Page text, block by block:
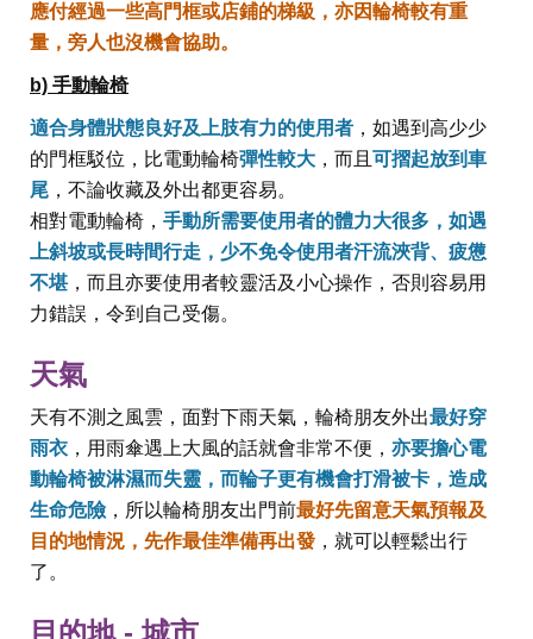
應付經過一些高門框或店鋪的梯級，亦因輪椅較有重
量，旁人也沒機會協助。
b) 手動輪椅
適合身體狀態良好及上肢有力的使用者 ，如遇到高少少
的門框駁位，比電動輪椅彈性較大 ，而且 可摺起放到車
尾 ，不論收藏及外出都更容易。
相對電動輪椅， 手動所需要使用者的體力大很多，如遇
上斜坡或長時間行走，少不免令使用者汗流浹背、疲憊
不堪，而且亦要使用者較靈活及小心操作，否則容易用
力錯誤，令到自己受傷。
天氣
天有不測之風雲，面對下雨天氣，輪椅朋友外出最好穿
雨衣 ，用雨傘遇上大風的話就會非常不便， 亦要擔心電
動輪椅被淋濕而失靈，而輪子更有機會打滑被卡，造成
生命危險 ，所以輪椅朋友出門前最好先留意天氣預報及
目的地情況，先作最佳準備再出發 ，就可以輕鬆出行
了。
目的地 - 城市